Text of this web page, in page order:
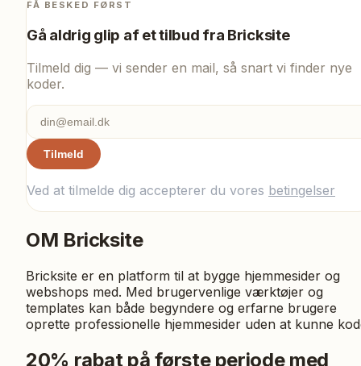
FÅ BESKED FØRST
Gå aldrig glip af et tilbud fra Bricksite
Tilmeld dig — vi sender en mail, så snart vi finder nye
koder.
Tilmeld
Ved at tilmelde dig accepterer du vores betingelser
OM Bricksite
Bricksite er en platform til at bygge hjemmesider og
webshops med. Med brugervenlige værktøjer og
templates kan både begyndere og erfarne brugere
oprette professionelle hjemmesider uden at kunne
20% rabat på første periode med